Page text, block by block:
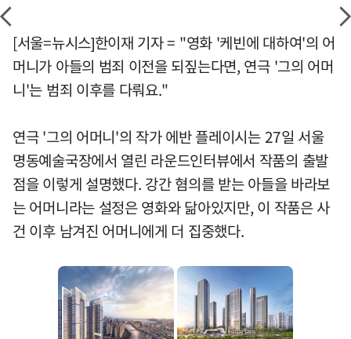
[서울=뉴시스]한이재 기자 = "영화 '케빈에 대하여'의 어
머니가 아들의 범죄 이전을 되짚는다면, 연극 '그의 어머
니'는 범죄 이후를 다뤄요."
연극 '그의 어머니'의 작가 에반 플레이시는 27일 서울
명동예술국장에서 열린 라운드인터뷰에서 작품의 출발
점을 이렇게 설명했다. 강간 혐의를 받는 아들을 바라보
는 어머니라는 설정은 영화와 닮아있지만, 이 작품은 사
건 이후 남겨진 어머니에게 더 집중했다.